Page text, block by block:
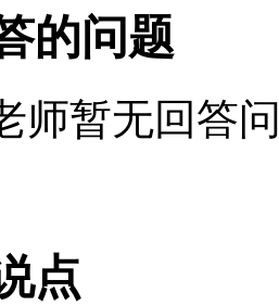
的问题
师暂无回答
点